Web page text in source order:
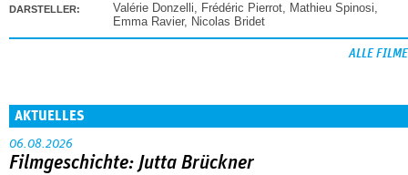
DARSTELLER: Valérie Donzelli, Frédéric Pierrot, Mathieu Spinosi,
Emma Ravier, Nicolas Bridet
ALLE FILME
AKTUELLES
06.08.2026
Filmgeschichte: Jutta Brückner